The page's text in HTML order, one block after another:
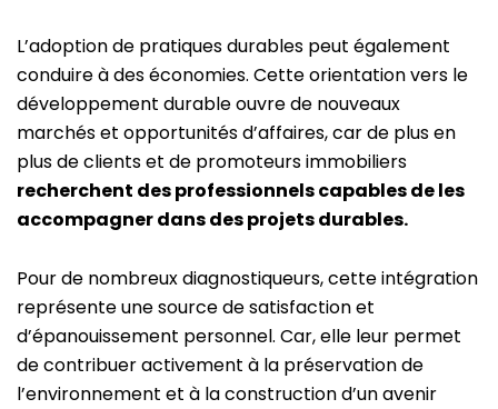
L’adoption de pratiques durables peut également
conduire à des économies. Cette orientation vers le
développement durable ouvre de nouveaux
marchés et opportunités d’affaires, car de plus en
plus de clients et de promoteurs immobiliers
recherchent des professionnels capables de les
accompagner dans des projets durables.
Pour de nombreux diagnostiqueurs, cette intégration
représente une source de satisfaction et
d’épanouissement personnel. Car, elle leur permet
de contribuer activement à la préservation de
l’environnement et à la construction d’un avenir